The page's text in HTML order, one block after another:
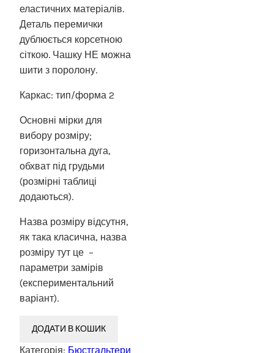
еластичних матеріалів.
Деталь перемички
дублюється корсетною
сіткою. Чашку НЕ можна
шити з поролону.
Каркас: тип/форма 2
Основні мірки для
вибору розміру;
горизонтальна дуга,
обхват під грудьми
(розмірні таблиці
додаються).
Назва розміру відсутня,
як така класична, назва
розміру тут це –
параметри замірів
(експериментальний
варіант).
ДОДАТИ В КОШИК
Категорія: Бюстгальтери